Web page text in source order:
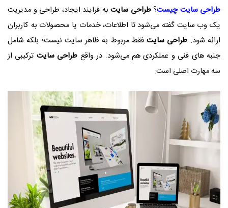
طراحی سایت چیست؟طراحی سایت به فرایند ایجاد، طراحی و مدیریت
یک وب‌ سایت گفته می‌شود تا اطلاعات، خدمات یا محصولات به کاربران
ارائه شود. طراحی سایتفقط مربوط به ظاهر سایت نیست؛ بلکه شامل
جنبه‌ های فنی و عملکردی هم می‌شود. در واقع طراحی سایت ترکیبی از
سه مهارت اصلی است: